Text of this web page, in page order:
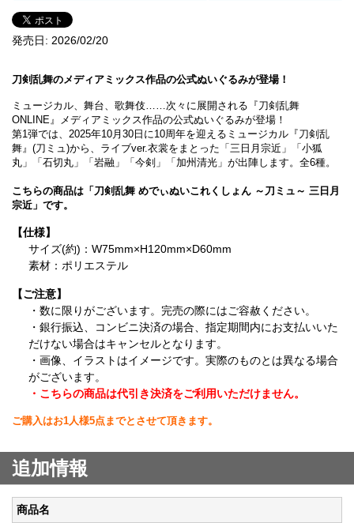
発売日: 2026/02/20
刀剣乱舞のメディアミックス作品の公式ぬいぐるみが登場！
ミュージカル、舞台、歌舞伎……次々に展開される『刀剣乱舞
ONLINE』メディアミックス作品の公式ぬいぐるみが登場！
第1弾では、2025年10月30日に10周年を迎えるミュージカル『刀剣乱
舞』(刀ミュ)から、ライブver.衣裳をまとった「三日月宗近」「小狐
丸」「石切丸」「岩融」「今剣」「加州清光」が出陣します。全6種。
こちらの商品は「刀剣乱舞 めでぃぬいこれくしょん ～刀ミュ～ 三日月
宗近」です。
【仕様】
サイズ(約)：W75mm×H120mm×D60mm
素材：ポリエステル
【ご注意】
・数に限りがございます。完売の際にはご容赦ください。
・銀行振込、コンビニ決済の場合、指定期間内にお支払いいた
だけない場合はキャンセルとなります。
・画像、イラストはイメージです。実際のものとは異なる場合
がございます。
・こちらの商品は代引き決済をご利用いただけません。
ご購入はお1人様5点までとさせて頂きます。
追加情報
商品名